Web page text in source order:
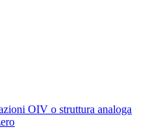
OIV o struttura analoga